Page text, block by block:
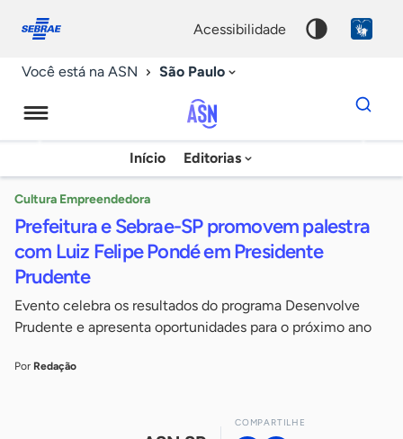
conosco
acessibilidade
Você está na ASN São Paulo
Agência
Sebrae
Notícias
Início Editorias
Dados
para
chave
Cultura Empreendedora
Prefeitura e Sebrae-SP promovem palestra
com Luiz Felipe Pondé em Presidente
Prudente
Evento celebra os resultados do programa Desenvolve
Prudente e apresenta oportunidades para o próximo ano
Por Redação
COMPARTILHE